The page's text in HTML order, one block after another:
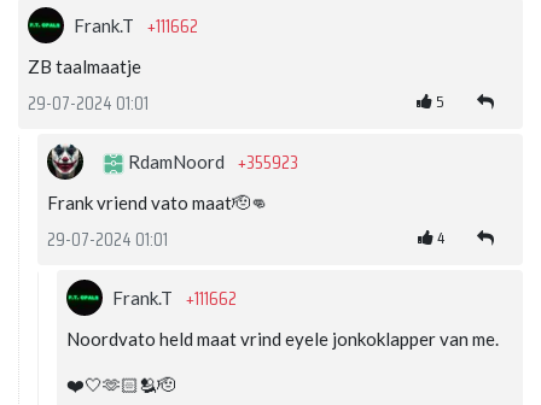
Frank.T +111662
ZB taalmaatje
29-07-2024 01:01 5
RdamNoord +355923
Frank vriend vato maat🫡👊
29-07-2024 01:01 4
Frank.T +111662
Noordvato held maat vrind eyele jonkoklapper van me.
❤️🤍🫶🏻🫂🫡